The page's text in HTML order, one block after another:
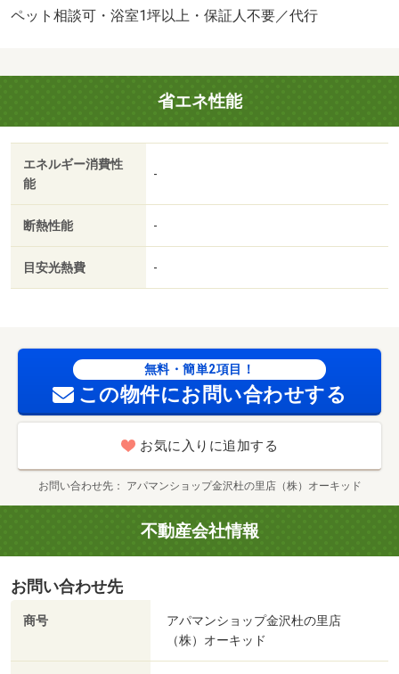
ただけます。 「ルームクリーニング料金に、エアコンク
１か月追加預託 保証会社：株式会社イントラスト／バ
ストイレ別／バルコニー／エアコン／クロゼット／フロー
リング／ＴＶインターホン／浴室乾燥機／オートロック／
室内洗濯置／シューズボックス／システムキッチン／追焚
機能浴室／温水洗浄便座／洗面所独立／駐輪場／宅配ボッ
クス／敷金不要／対面式キッチン／防犯カメラ／ペット相
ト使用料不要／築２年以内／築３年以内／浴室１坪以上／
トイレ未使用／２駅利用可／駅徒歩１０分以内／築５年以
内／セキュリティ会社加入済／全居室６畳以上／プロパン
ンビニ）まで１９５ｍ／ゲンキー扇が丘店（ドラッグスト
ア）まで１８６ｍ／金沢工業大学（大学・短大）まで７４
３ｍ／Ｖ・ｄｒｕｇ 扇が丘店（ドラッグストア）まで７
３５ｍ／バロー金沢高尾店（スーパー）まで９４９ｍ/賃貸
ペット相談可・浴室1坪以上・保証人不要／代行
省エネ性能
エネルギー消費性
能
-
断熱性能 -
目安光熱費 -
無料・簡単2項目！
この物件にお問い合わせする
お気に入りに追加する
お問い合わせ先 アパマンショップ金沢杜の里店（株）オーキッド
不動産会社情報
お問い合わせ先
商号
アパマンショップ金沢杜の里店
（株）オーキッド